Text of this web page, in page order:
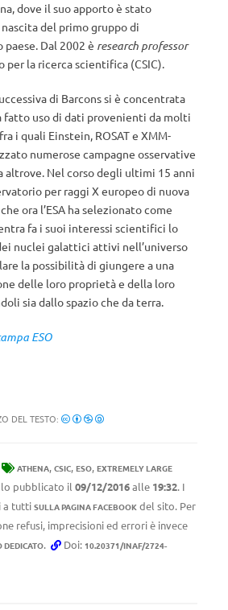
dove il suo apporto è stato
del primo gruppo di
Dal 2002 è research professor
per la ricerca scientifica (CSIC).
di Barcons si è concentrata
fatto uso di dati provenienti da molti
i quali Einstein, ROSAT e XMM-
numerose campagne osservative
altrove. Nel corso degli ultimi 15 anni
per raggi X europeo di nuova
ora l’ESA ha selezionato come
fa i suoi interessi scientifici lo
nuclei galattici attivi nell’universo
la possibilità di giungere a una
delle loro proprietà e della loro
sia dallo spazio che da terra.
ESO
DEL TESTO:
ATHENA, CSIC, ESO, EXTREMELY LARGE
pubblicato il 09/12/2016alle 19:32. I
a tutti SULLA PAGINA FACEBOOK del sito. Per
refusi, imprecisioni ed errori è invece
DEDICATO. Doi: 10.20371/INAF/2724-